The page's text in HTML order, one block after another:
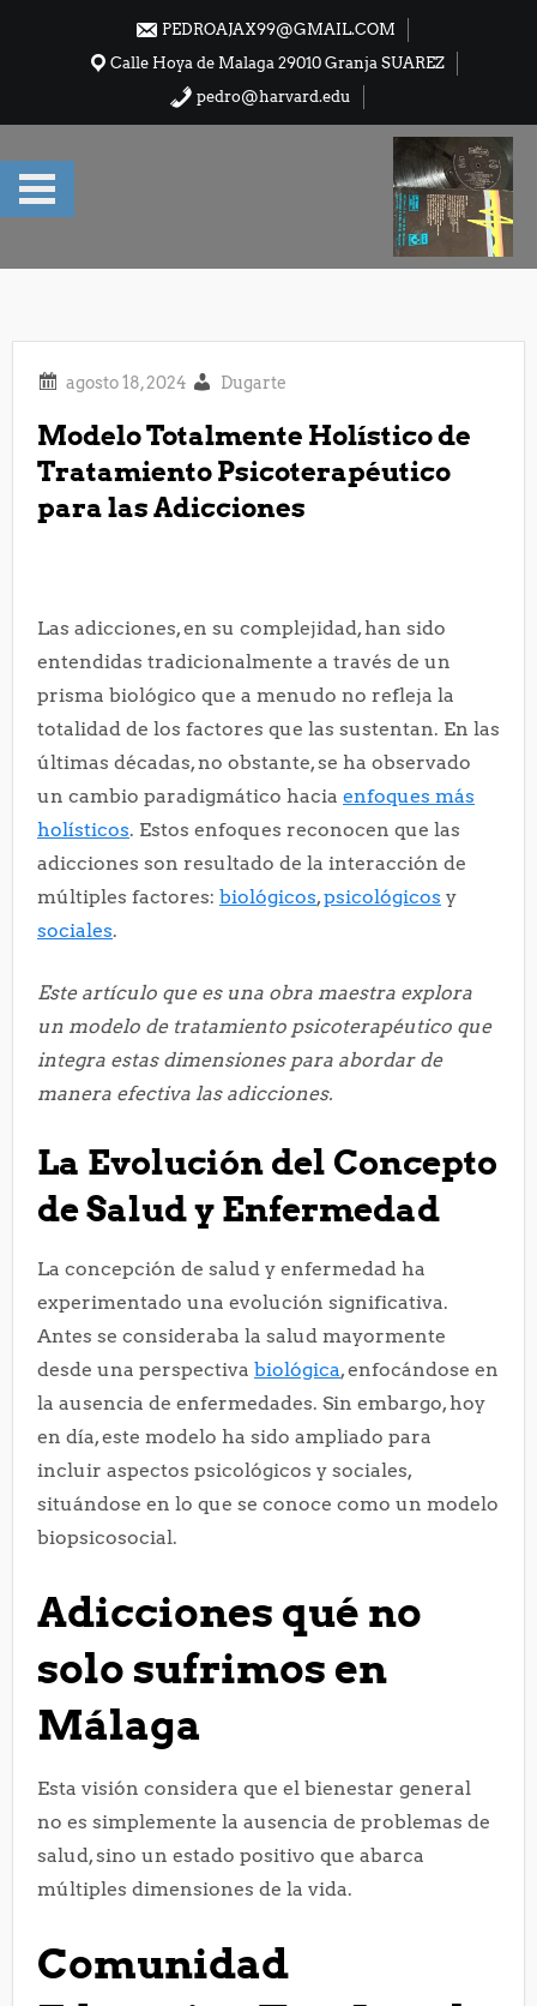
PEDROAJAX99@GMAIL.COM
Calle Hoya de Malaga 29010 Granja SUAREZ
pedro@harvard.edu
Dugarte
Modelo Totalmente Holístico de
Tratamiento Psicoterapéutico
para las Adicciones
Las adicciones, en su complejidad, han sido
entendidas tradicionalmente a través de un
prisma biológico que a menudo no refleja la
totalidad de los factores que las sustentan. En las
últimas décadas, no obstante, se ha observado
un cambio paradigmático hacia enfoques más
holísticos. Estos enfoques reconocen que las
adicciones son resultado de la interacción de
múltiples factores: biológicos,psicológicos y
sociales.
Este artículo que es una obra maestra explora
un modelo de tratamiento psicoterapéutico que
integra estas dimensiones para abordar de
manera efectiva las adicciones.
La Evolución del Concepto
de Salud y Enfermedad
La concepción de salud y enfermedad ha
experimentado una evolución significativa.
Antes se consideraba la salud mayormente
desde una perspectiva biológica, enfocándose en
la ausencia de enfermedades. Sin embargo, hoy
en día, este modelo ha sido ampliado para
incluir aspectos psicológicos y sociales,
situándose en lo que se conoce como un modelo
biopsicosocial.
Adicciones qué no
solo sufrimos en
Málaga
Esta visión considera que el bienestar general
no es simplemente la ausencia de problemas de
salud, sino un estado positivo que abarca
múltiples dimensiones de la vida.
Comunidad